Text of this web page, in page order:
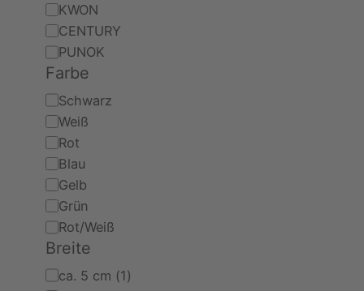
Marke
KWON
CENTURY
PUNOK
Farbe
Farbe
Schwarz
Weiß
Rot
Blau
Gelb
Grün
Rot/Weiß
Breite
Breiteca. 5 cm (1)